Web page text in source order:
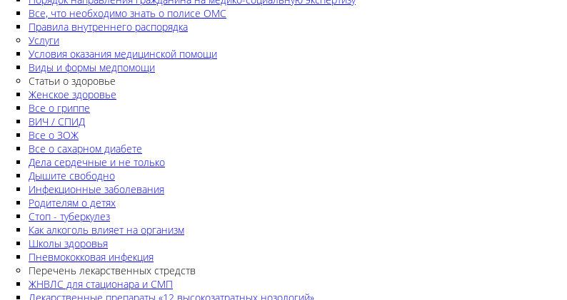
Все, что необходимо знать о полисе ОМС
Правила внутреннего распорядка
Услуги
Условия оказания медицинской помощи
Виды и формы медпомощи
Статьи о здоровье
Женское здоровье
Все о гриппе
ВИЧ / СПИД
Все о ЗОЖ
Все о сахарном диабете
Дела сердечные и не только
Дышите свободно
Инфекционные заболевания
Родителям о детях
Стоп - туберкулез
Как алкоголь влияет на организм
Школы здоровья
Пневмококковая инфекция
Перечень лекарственных стредств
ЖНВЛС для стационара и СМП